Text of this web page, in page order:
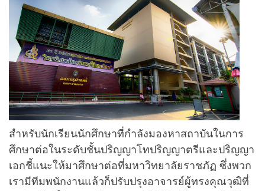
สำหรับนักเรียนนักศึกษาที่กำลังมองหาสถาบันในการ
ศึกษาต่อในระดับชั้นปริญญาโทปริญญาตรีและปริญญา
เอกชี้แนะให้มาศึกษาต่อที่มหาวิทยาลัยราชภัฏ ซึ่งพวก
เรามีทีมพนักงานแล้วก็ปรับปรุงอาจารย์ผู้ทรงคุณวุฒิที่